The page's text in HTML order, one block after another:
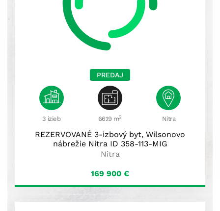
PREDAJ
3 izieb 66.19 m2 Nitra
REZERVOVANÉ 3-izbový byt, Wilsonovo
nábrežie Nitra ID 358-113-MIG
Nitra
169 900 €